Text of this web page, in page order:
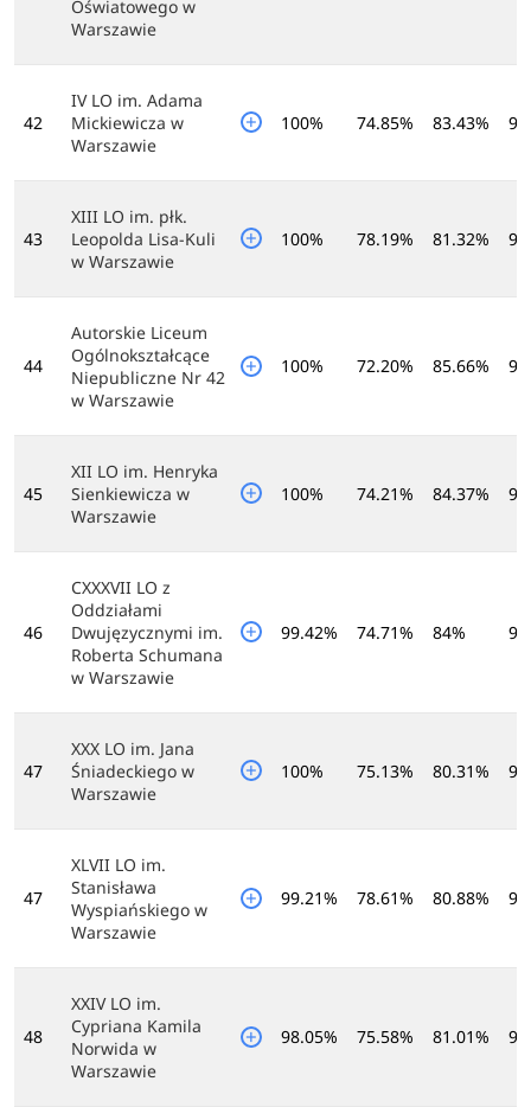
Oświatowego w
Warszawie
42
IV LO im. Adama
Mickiewicza w
Warszawie
100% 74.85% 83.43%
43
XIII LO im. płk.
Leopolda Lisa-Kuli
w Warszawie
100% 78.19% 81.32%
44
Autorskie Liceum
Ogólnokształcące
Niepubliczne Nr 42
w Warszawie
100% 72.20% 85.66%
45
XII LO im. Henryka
Sienkiewicza w
Warszawie
100% 74.21% 84.37%
46
CXXXVII LO z
Oddziałami
Dwujęzycznymi im.
Roberta Schumana
w Warszawie
99.42% 74.71% 84%
47
XXX LO im. Jana
Śniadeckiego w
Warszawie
100% 75.13% 80.31%
47
XLVII LO im.
Stanisława
Wyspiańskiego w
Warszawie
99.21% 78.61% 80.88%
48
XXIV LO im.
Cypriana Kamila
Norwida w
Warszawie
98.05% 75.58% 81.01%